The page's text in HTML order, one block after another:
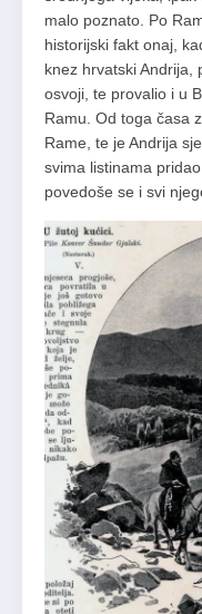
malo poznato. Po
historijski fakt onaj,
knez hrvatski Andrija,
osvoji, te provalio i u
Ramu. Od toga časa
Rame, te je Andrija
svima listinama
povedoše se i svi